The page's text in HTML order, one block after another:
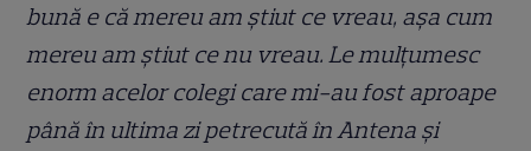
bună e că mereu am știut ce vreau, așa cum
mereu am știut ce nu vreau. Le mulțumesc
enorm acelor colegi care mi-au fost aproape
până în ultima zi petrecută în Antena și